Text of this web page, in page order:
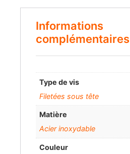
Informations
complémentaires
Type de vis
Filetées sous tête
Matière
Acier inoxydable
Couleur